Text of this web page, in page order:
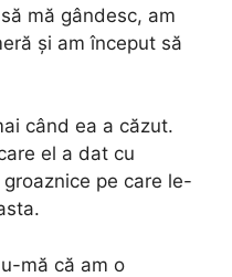
mă gândesc, am
și am început să
când ea a căzut.
el a dat cu
pe care le-
mă că am o